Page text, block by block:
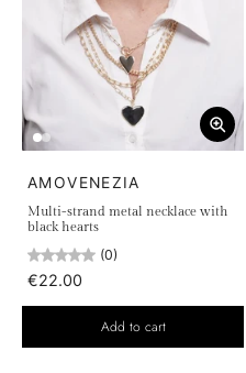
AMOVENEZIA
Multi-strand metal necklace with
black hearts
(0)
€22.00
Add to cart